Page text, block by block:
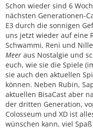
Schon wieder sind 6
nächsten Generationen-
E3 durch die sonnigen
uns jetzt wieder auf eine
Schwammi, Reni und
Meer aus Nostalgie und
euch, wie sie die Spiele
sie auch den aktuellen
können. Neben Rubin,
aktuellen BisaCast aber
der dritten Generation,
Colosseum und XD ist
wünschen kann, viel